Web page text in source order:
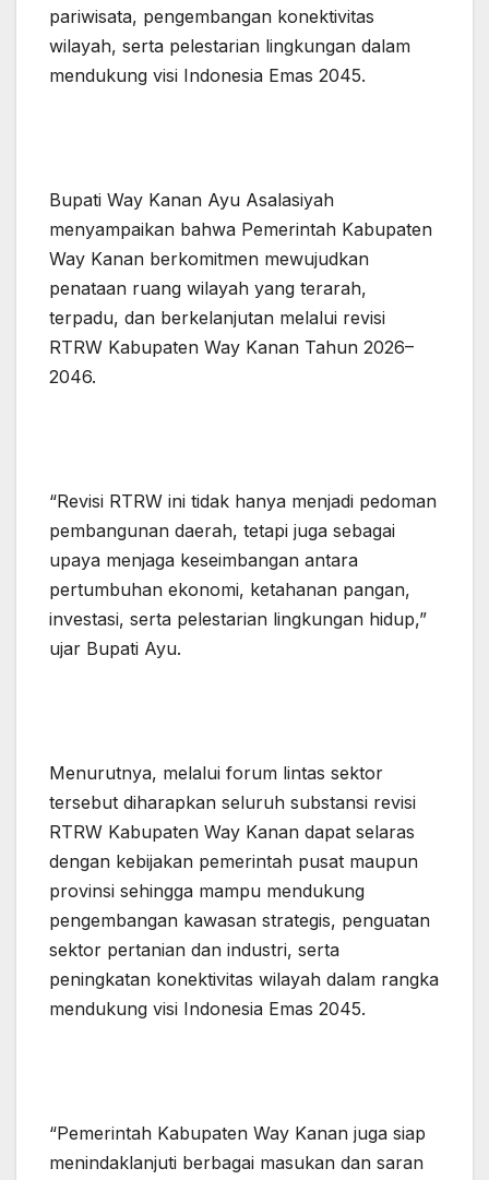
pariwisata, pengembangan konektivitas
wilayah, serta pelestarian lingkungan dalam
mendukung visi Indonesia Emas 2045.
Bupati Way Kanan Ayu Asalasiyah
menyampaikan bahwa Pemerintah Kabupaten
Way Kanan berkomitmen mewujudkan
penataan ruang wilayah yang terarah,
terpadu, dan berkelanjutan melalui revisi
RTRW Kabupaten Way Kanan Tahun 2026–
2046.
“Revisi RTRW ini tidak hanya menjadi pedoman
pembangunan daerah, tetapi juga sebagai
upaya menjaga keseimbangan antara
pertumbuhan ekonomi, ketahanan pangan,
investasi, serta pelestarian lingkungan hidup,”
ujar Bupati Ayu.
Menurutnya, melalui forum lintas sektor
tersebut diharapkan seluruh substansi revisi
RTRW Kabupaten Way Kanan dapat selaras
dengan kebijakan pemerintah pusat maupun
provinsi sehingga mampu mendukung
pengembangan kawasan strategis, penguatan
sektor pertanian dan industri, serta
peningkatan konektivitas wilayah dalam rangka
mendukung visi Indonesia Emas 2045.
“Pemerintah Kabupaten Way Kanan juga siap
menindaklanjuti berbagai masukan dan saran